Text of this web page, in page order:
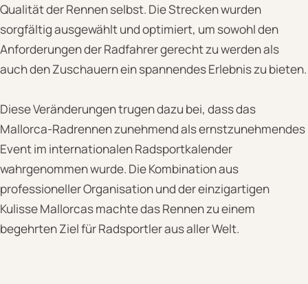
Qualität der Rennen selbst. Die Strecken wurden
sorgfältig ausgewählt und optimiert, um sowohl den
Anforderungen der Radfahrer gerecht zu werden als
auch den Zuschauern ein spannendes Erlebnis zu bieten.
Diese Veränderungen trugen dazu bei, dass das
Mallorca-Radrennen zunehmend als ernstzunehmendes
Event im internationalen Radsportkalender
wahrgenommen wurde. Die Kombination aus
professioneller Organisation und der einzigartigen
Kulisse Mallorcas machte das Rennen zu einem
begehrten Ziel für Radsportler aus aller Welt.